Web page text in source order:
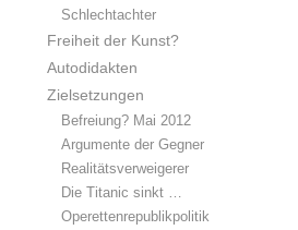
Schlechtachter
Freiheit der Kunst?
Autodidakten
Zielsetzungen
Befreiung? Mai 2012
Argumente der Gegner
Realitätsverweigerer
Die Titanic sinkt …
Operettenrepublikpolitik